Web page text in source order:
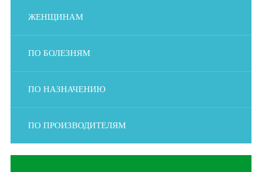
ЖЕНЩИНАМ
ПО БОЛЕЗНЯМ
ПО НАЗНАЧЕНИЮ
ПО ПРОИЗВОДИТЕЛЯМ